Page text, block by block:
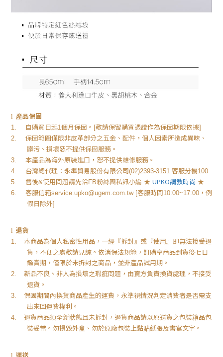
l 產品保固
1. 自購買日起1 個月保固。 [敬請保留購買憑證作為保固期限依據]
2.
保固範圍僅限非皮革部分之五金、配件，個人因素所造成異味、
髒污、損壞恕不提供保固服務。
3. 本產品為海外原裝進口，恕不提供維修服務。
4. 台灣總代理：永準貿易股份有限公司(02)2393-3151 客服分機100
5.
售後&使用問題請先洽FB粉絲團私訊小編 ★ UPKO調教時尚 ★
6. 客服信箱service.upko@ugem.com.tw [客服時間10:00~17:00 ，例
假日除外]
l 退貨
1.
本商品為個人私密性用品，一經『拆封』或『使用』即無法接受退
貨，不便之處敬請見諒。依消保法規範，訂購享商品到貨後七日
鑑賞期，僅限於未拆封之商品，並非產品試用期。
2.
新品不良、非人為損壞之瑕疵問題，由賣方負責換貨處理，不接受
退貨。
3.
保固期間內換貨商品產生的運費，永準視情況判定消費者是否需支
出來回運費權利。
4.
退貨商品須全新狀態且未拆封，退貨商品請以原送貨之包裝箱品包
裝妥當。勿損毀外盒、勿於原廠包裝上黏貼紙張及書寫文字。
l 運送